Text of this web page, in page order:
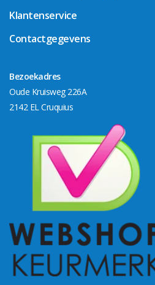
Klantenservice
Contactgegevens
Bezoekadres
Oude Kruisweg 226A
2142 EL Cruquius